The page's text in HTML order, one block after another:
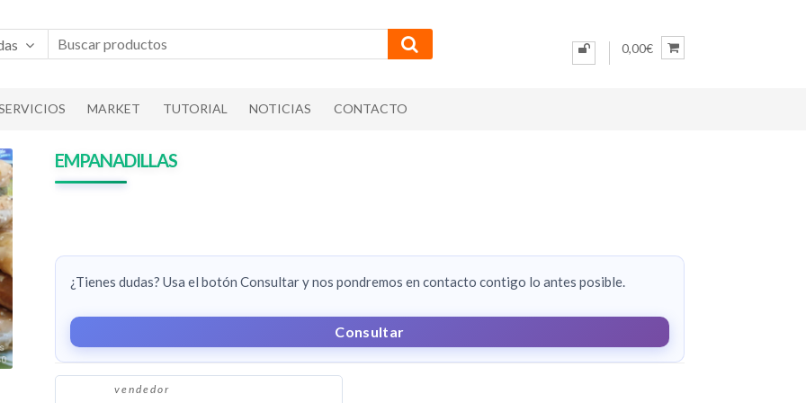
0,00€
MARKET TUTORIAL NOTICIAS CONTACTO
EMPANADILLAS
¿Tienes dudas? Usa el botón Consultar y nos pondremos en contacto contigo lo antes posible.
Consultar
vendedor